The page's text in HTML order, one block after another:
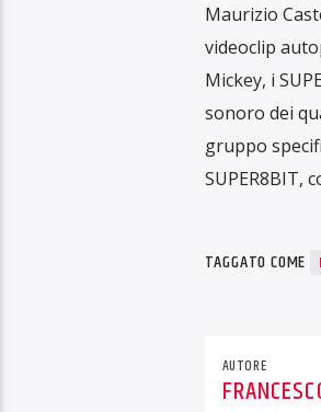
Maurizio
videoclip
Mickey, i
sonoro dei
gruppo
SUPER8BIT,
TAGGATO COME
AUTORE